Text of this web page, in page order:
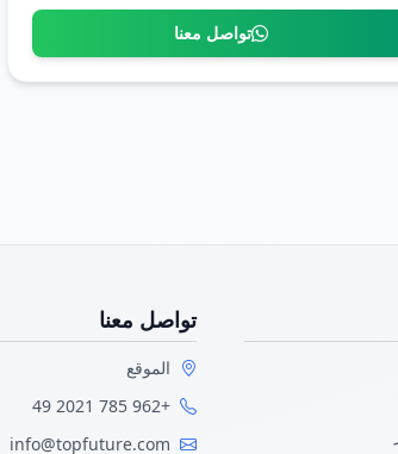
تواصل معنا
تواصل معنا
الموقع
+962 785 2021 49
info@topfuture.com